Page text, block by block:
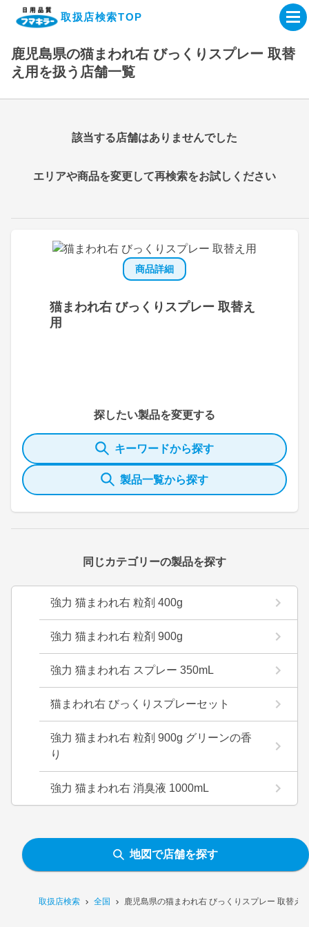
取扱店検索TOP
企業・IR情報サイト
製品情報サイト
オンラインショップ
製品検索はこちら
取扱店検索はこちら
取扱店検索 全国 鹿児島県の猫まわれ右 びっくりスプレー 取替え
鹿児島県の猫まわれ右 びっくりスプレー 取替
え用を扱う店舗一覧
商品詳細
猫まわれ右 びっくりスプレー 取替え
用
探したい製品を変更する
キーワードから探す
製品一覧から探す
同じカテゴリーの製品を探す
強力 猫まわれ右 粒剤 400g
強力 猫まわれ右 粒剤 900g
強力 猫まわれ右 スプレー 350mL
猫まわれ右 びっくりスプレーセット
強力 猫まわれ右 粒剤 900g グリーンの香
り
強力 猫まわれ右 消臭液 1000mL
該当する店舗はありませんでした
エリアや商品を変更して再検索をお試しください
地図で店舗を探す